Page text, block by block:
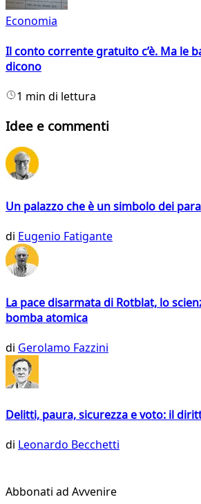
Economia
Il conto corrente gratuito c’è. Ma le
dicono
1 min di lettura
Idee e commenti
Un palazzo che è un simbolo dei
di Eugenio Fatigante
La pace disarmata di Rotblat, lo
bomba atomica
di Gerolamo Fazzini
Delitti, paura, sicurezza e voto: il
di Leonardo Becchetti
Abbonati ad Avvenire